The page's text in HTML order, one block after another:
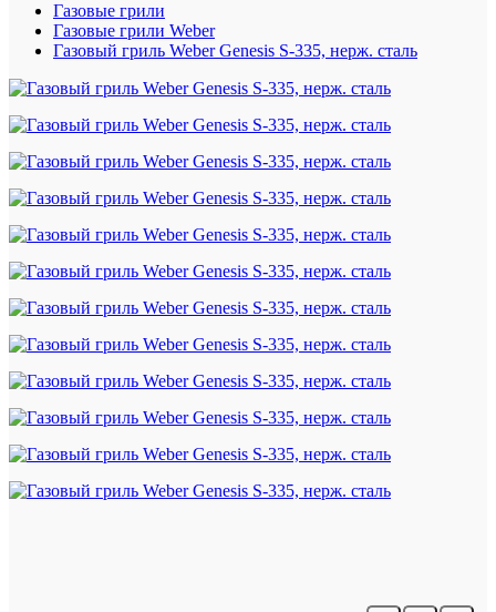
Газовые грили
Газовые грили Weber
Газовый гриль Weber Genesis S-335, нерж. сталь